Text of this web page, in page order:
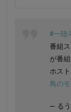
#一陸
番組
が番
ホス
鳥の
— る